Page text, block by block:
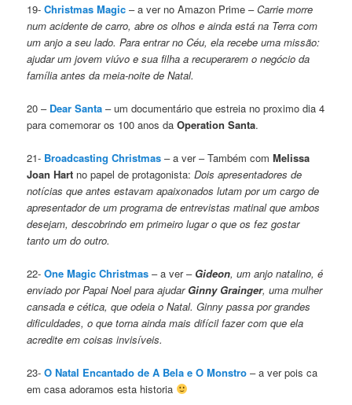
19-Christmas Magic – a ver no Amazon Prime –Carrie morre
num acidente de carro, abre os olhos e ainda está na Terra com
um anjo a seu lado. Para entrar no Céu, ela recebe uma missão:
ajudar um jovem viúvo e sua filha a recuperarem o negócio da
família antes da meia-noite de Natal.
20 – Dear Santa – um documentário que estreia no proximo dia 4
para comemorar os 100 anos daOperation Santa.
21- Broadcasting Christmas – a ver – Também comMelissa
Joan Hart no papel de protagonista:Dois apresentadores de
notícias que antes estavam apaixonados lutam por um cargo de
apresentador de um programa de entrevistas matinal que ambos
desejam, descobrindo em primeiro lugar o que os fez gostar
tanto um do outro.
22-One Magic Christmas – a ver – Gideon, um anjo natalino, é
enviado por Papai Noel para ajudar Ginny Grainger, uma mulher
cansada e cética, que odeia o Natal. Ginny passa por grandes
dificuldades, o que torna ainda mais difícil fazer com que ela
acredite em coisas invisíveis.
23-O Natal Encantado de A Bela e O Monstro – a ver pois ca
em casa adoramos esta historia